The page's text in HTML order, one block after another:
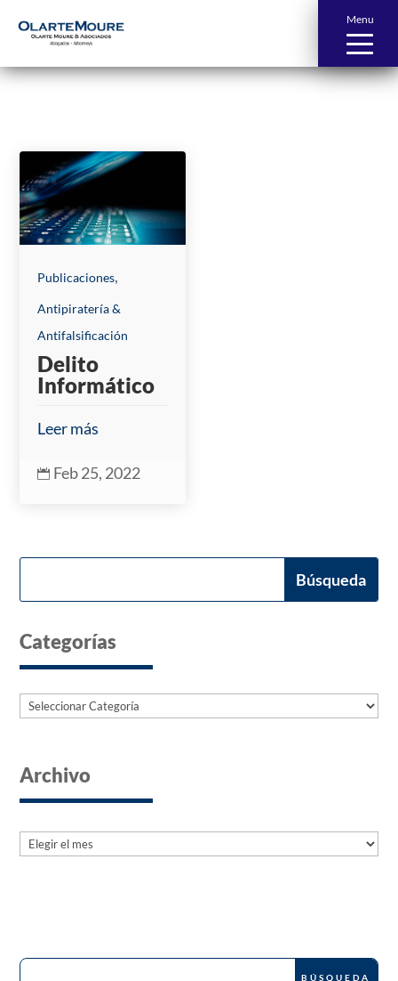
Menu
Publicaciones,
Antipiratería &
Antifalsificación
Delito
Informático
Leer más
 Feb 25, 2022
Categorías
Categorías
Archivo
Archives